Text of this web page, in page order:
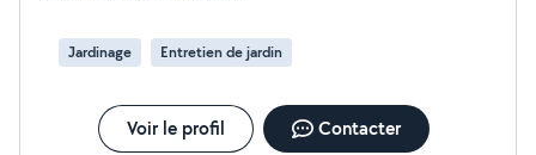
démoussage Entretien et nettoyage de gouttières
Entretien de piscine Nettoyage de bassin et terrasse
rapide et intervention dans les meilleurs délais.
N'hésitez pas à me contacter pour discuter de votre
Jardinage Entretien de jardin
Voir le profil Contacter